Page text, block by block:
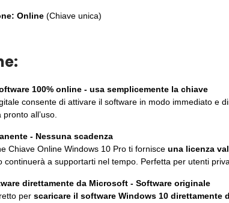
Online (Chiave unica)
100% online - usa semplicemente la chiave
consente di attivare il software in modo immediato e
all’uso.
- Nessuna scadenza
Chiave Online Windows 10 Pro ti fornisce una licenza
continuerà a supportarti nel tempo. Perfetta per utenti
direttamente da Microsoft - Software originale
per scaricare il software Windows 10